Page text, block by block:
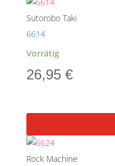
Sutorobo Taki
6614
Vorrätig
26,95 €
Rock Machine